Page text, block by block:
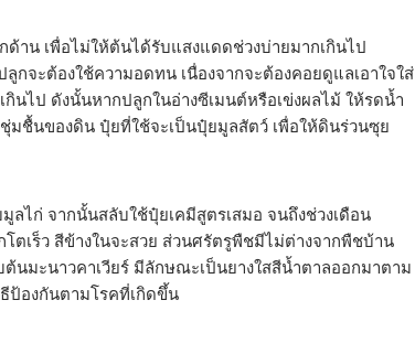
าน เพื่อไม่ให้ต้นได้รับแสงแดดช่วงบ่ายมากเกินไป
กจะต้องใช้ความอดทน เนื่องจากจะต้องคอยดูแลเอาใจใส่
นไป ดังนั้นหากปลูกในอ่างซีเมนต์หรือเข่งผลไม้ ให้รดน้ำ
มชื้นของดิน ปุ๋ยที่ใช้จะเป็นปุ๋ยมูลสัตว์ เพื่อให้ดินร่วนซุย
ไก่ จากนั้นสลับใช้ปุ๋ยเคมีสูตรเสมอ จนถึงช่วงเดือน
ตเร็ว สีข้างในจะสวย ส่วนศรัตรูพืชมีไม่ต่างจากพืชบ้าน
นมะนาวคาเวียร์ มีลักษณะเป็นยางใสสีน้ำตาลออกมาตาม
ป้องกันตามโรคที่เกิดขึ้น